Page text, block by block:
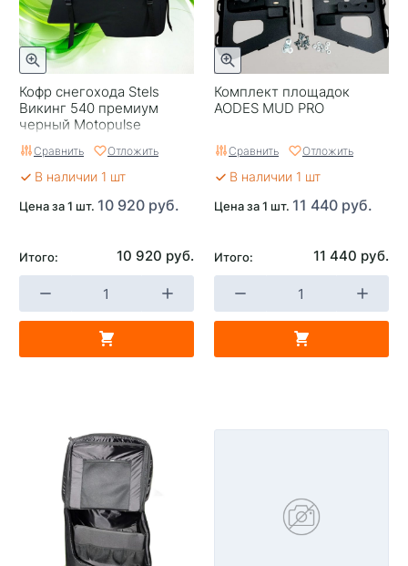
Кофр снегохода Stels
Викинг 540 премиум
черный Motopulse
Сравнить Отложить
В наличии 1 шт
Цена за 1 шт. 10 920 руб.
Итого: 10 920 руб.
Комплект площадок
AODES MUD PRO
Сравнить Отложить
В наличии 1 шт
Цена за 1 шт. 11 440 руб.
Итого: 11 440 руб.